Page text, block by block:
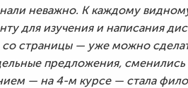
неважно. К каждому
для изучения и написания
страницы — уже можно
предложения,
— на 4-м курсе — стала